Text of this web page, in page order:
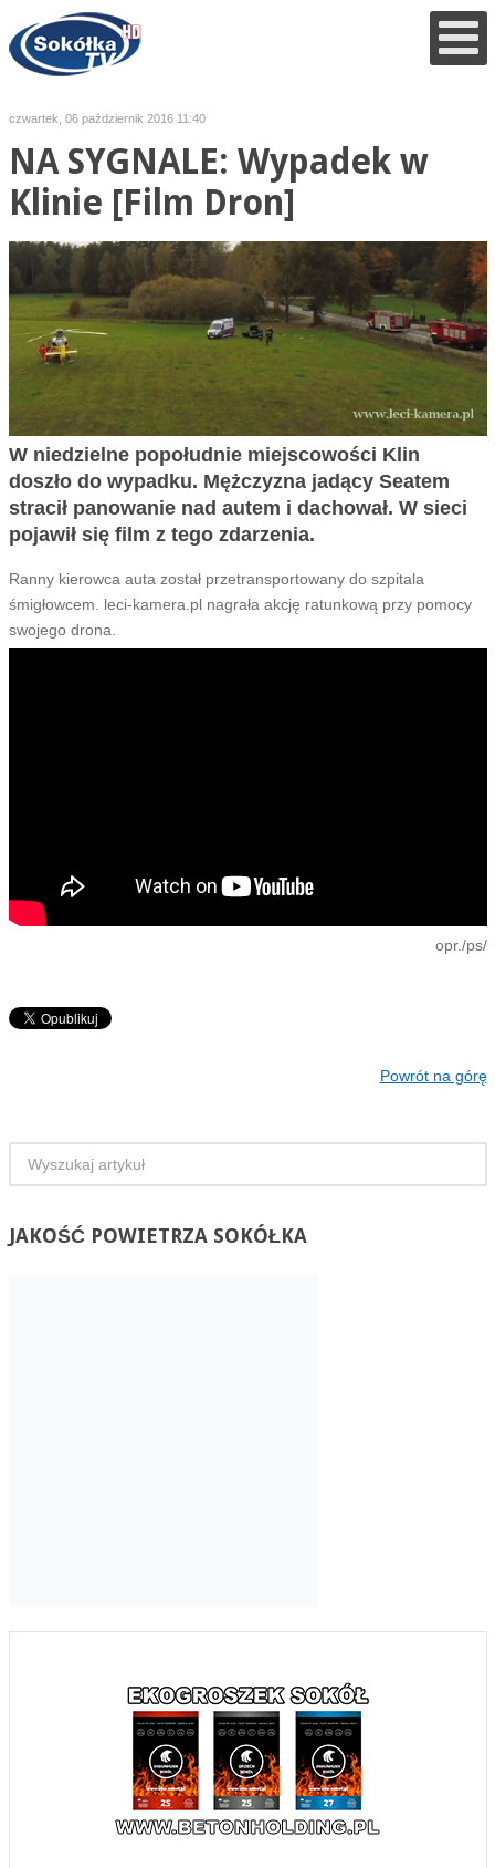
czwartek, 06 październik 2016 11:40
NA SYGNALE: Wypadek w
Klinie [Film Dron]
W niedzielne popołudnie miejscowości Klin
doszło do wypadku. Mężczyzna jadący Seatem
stracił panowanie nad autem i dachował. W sieci
pojawił się film z tego zdarzenia.
Ranny kierowca auta został przetransportowany do szpitala
śmigłowcem. leci-kamera.pl nagrała akcję ratunkową przy pomocy
swojego drona.
opr./ps/
Powrót na górę
JAKOŚĆPOWIETRZA SOKÓŁKA